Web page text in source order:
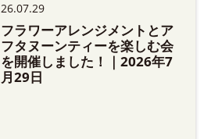
26.07.29
フラワーアレンジメントとア
フタヌーンティーを楽しむ会
を開催しました！｜2026年7
月29日